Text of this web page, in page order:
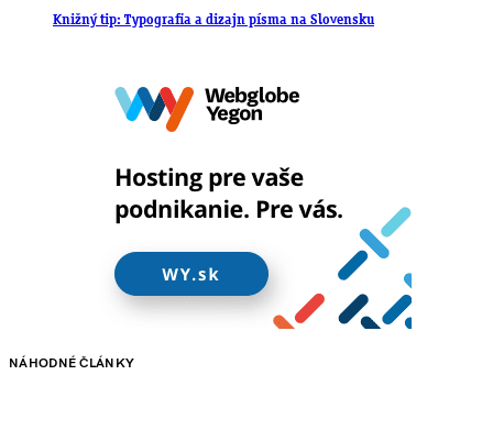
Knižný tip: Typografia a dizajn písma na Slovensku
NÁHODNÉ ČLÁNKY